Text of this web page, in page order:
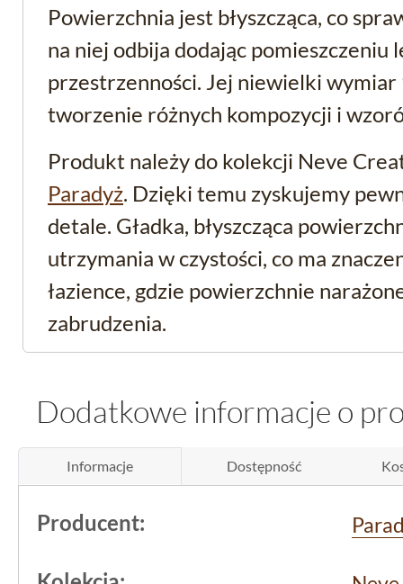
Powierzchnia jest błyszcząca, co
na niej odbija dodając pomieszczeniu
przestrzenności. Jej niewielki wymiar
tworzenie różnych kompozycji i
Produkt należy do kolekcji Neve
Paradyż. Dzięki temu zyskujemy
detale. Gładka, błyszcząca
utrzymania w czystości, co ma
łazience, gdzie powierzchnie
zabrudzenia.
łazienki - zastosowanie
Ze względu na swoje rozmiary i
na ścianie nad blatem, gdzie łatwo o
kolei można ją wykorzystać do
Dodatkowe informacje o
Informacje Dostępność
Producent: